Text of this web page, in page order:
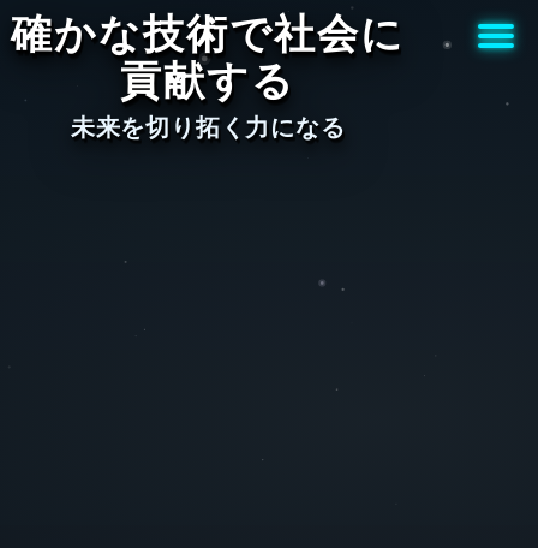
確かな技術で社会に
貢献する
未来を切り拓く力になる